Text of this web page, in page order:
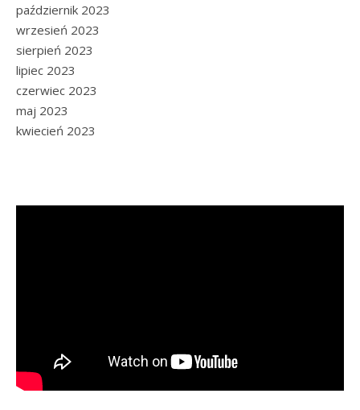
październik 2023
wrzesień 2023
sierpień 2023
lipiec 2023
czerwiec 2023
maj 2023
kwiecień 2023